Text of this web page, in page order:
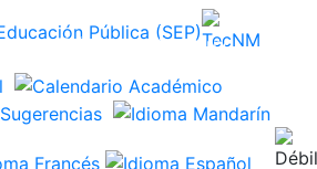
Trámites Gobierno